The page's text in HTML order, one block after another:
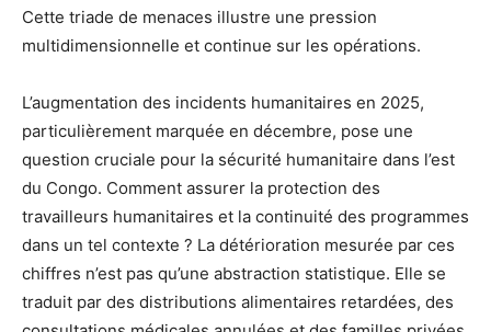
Cette triade de menaces illustre une pression
multidimensionnelle et continue sur les opérations.
L’augmentation des incidents humanitaires en 2025,
particulièrement marquée en décembre, pose une
question cruciale pour la sécurité humanitaire dans l’est
du Congo. Comment assurer la protection des
travailleurs humanitaires et la continuité des programmes
dans un tel contexte ? La détérioration mesurée par ces
chiffres n’est pas qu’une abstraction statistique. Elle se
traduit par des distributions alimentaires retardées, des